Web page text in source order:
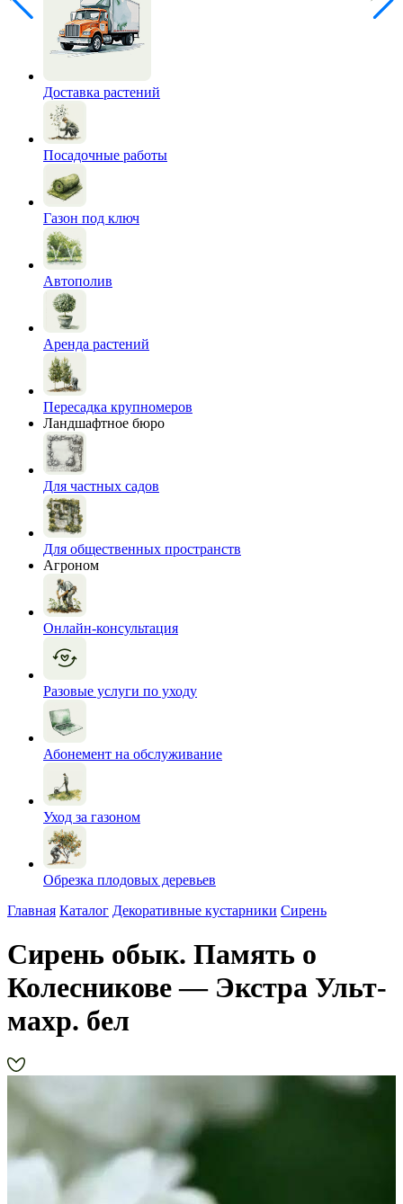
Доставка растений
Посадочные работы
Газон под ключ
Автополив
Аренда растений
Пересадка крупномеров
Ландшафтное бюро
Для частных садов
Для общественных пространств
Агроном
Онлайн-консультация
Разовые услуги по уходу
Абонемент на обслуживание
Уход за газоном
Обрезка плодовых деревьев
Главная Каталог Декоративные кустарники Сирень
Сирень обык. Память о
Колесникове — Экстра Ульт-
махр. бел